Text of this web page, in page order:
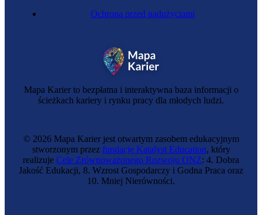
Rezydent biura turystycznego
Mapa Karier to bezpłatna i interaktywna baza informacji o
ścieżkach kariery i rynku pracy dla młodych ludzi.
Ochrona przed nadużyciami
© 2026 Mapa Karier jest otwartym zasobem edukacyjnym
stworzonym przez fundację Katalyst Education, który
realizuje Cele Zrównoważonego Rozwoju ONZ: 4. Dobra
Jakość Edukacji, 8. Wzrost Gospodarczy i Godna Praca oraz
10. Mniej Nierówności.